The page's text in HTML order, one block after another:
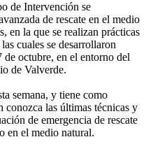
de Intervención se
de rescate en el medio
en la que se realizan prácticas
cuales se desarrollaron
de octubre, en el entorno del
de Valverde.
semana, y tiene como
las últimas técnicas y
de emergencia de rescate
en el medio natural.